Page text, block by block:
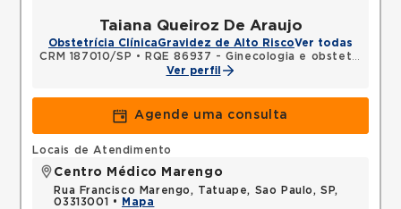
Taiana Queiroz De Araujo
Obstetrícia ClínicaGravidez de Alto RiscoVer todas
CRM 187010/SP •
RQE 86937 - Ginecologia e obstetrícia
Ver perfil
Agende uma consulta
Locais de Atendimento
Centro Médico Marengo
Rua Francisco Marengo, Tatuape, Sao Paulo, SP,
03313001 •
Mapa